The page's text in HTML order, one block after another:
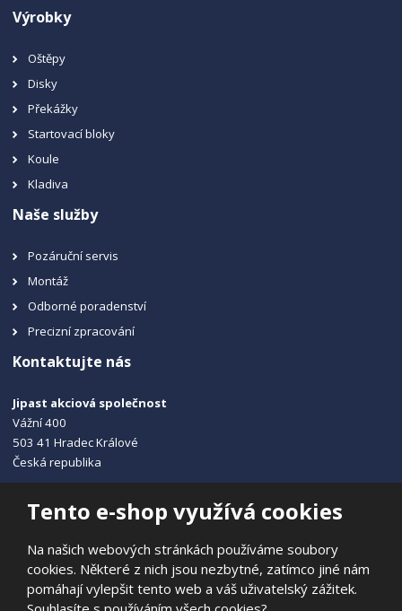
Tento e-shop využívá cookies
Na našich webových stránkách používáme soubory
cookies. Některé z nich jsou nezbytné, zatímco jiné nám
pomáhají vylepšit tento web a váš uživatelský zážitek.
Výrobky
Oštěpy
Disky
Překážky
Startovací bloky
Koule
Kladiva
Naše služby
Pozáruční servis
Montáž
Odborné poradenství
Precizní zpracování
Kontaktujte nás
Jipast akciová společnost
Vážní 400
503 41 Hradec Králové
Česká republika
info@jipast.cz